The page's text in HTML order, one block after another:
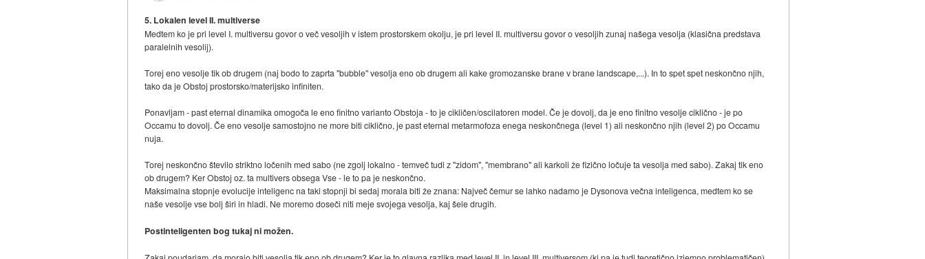
5. Lokalen level II. multiverse
Medtem ko je pri level I. multiversu govor o več vesoljih v istem prostorskem okolju, je pri level II. multiversu govor o vesoljih zunaj našega vesolja (klasična predstava
paralelnih vesolij).
Torej eno vesolje tik ob drugem (naj bodo to zaprta "bubble" vesolja eno ob drugem ali kake gromozanske brane v brane landscape,...). In to spet spet neskončno njih,
tako da je Obstoj prostorsko/materijsko infiniten.
Ponavljam - past eternal dinamika omogoča le eno finitno varianto Obstoja - to je cikličen/oscilatoren model. Če je dovolj, da je eno finitno vesolje ciklično - je po
Occamu to dovolj. Če eno vesolje samostojno ne more biti ciklično, je past eternal metarmofoza enega neskončnega (level 1) ali neskončno njih (level 2) po Occamu
nuja.
Torej neskončno število striktno ločenih med sabo (ne zgolj lokalno - temveč tudi z "zidom", "membrano" ali karkoli že fizično ločuje ta vesolja med sabo). Zakaj tik eno
ob drugem? Ker Obstoj oz. ta multivers obsega Vse - le to pa je neskončno.
Maksimalna stopnje evolucije inteligenc na taki stopnji bi sedaj morala biti že znana: Največ čemur se lahko nadamo je Dysonova večna inteligenca, medtem ko se
naše vesolje vse bolj širi in hladi. Ne moremo doseči niti meje svojega vesolja, kaj šele drugih.
Postinteligenten bog tukaj ni možen.